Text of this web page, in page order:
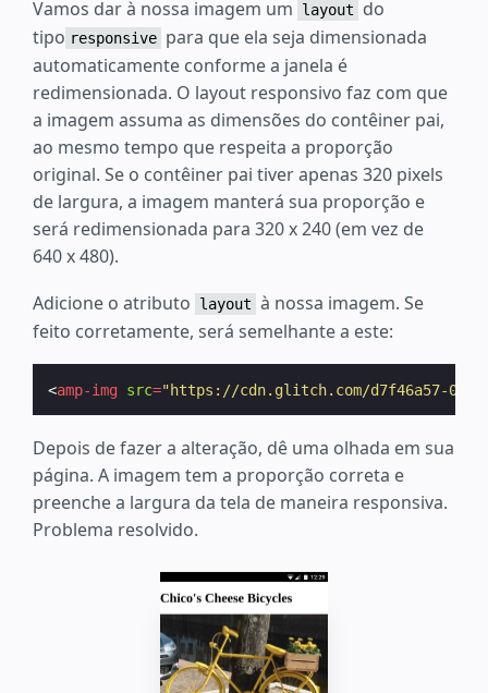
Vamos dar à nossa imagem um
layout
do
tipo responsive para que ela seja dimensionada
automaticamente conforme a janela é
redimensionada. O layout responsivo faz com que
a imagem assuma as dimensões do contêiner pai,
ao mesmo tempo que respeita a proporção
original. Se o contêiner pai tiver apenas 320 pixels
de largura, a imagem manterá sua proporção e
será redimensionada para 320 x 240 (em vez de
640 x 480).
Adicione o atributo
layout à nossa imagem. Se
feito corretamente, será semelhante a este:
<amp-img src="https://cdn.glitch.com/d7f46a57-0ca4-
Depois de fazer a alteração, dê uma olhada em sua
página. A imagem tem a proporção correta e
preenche a largura da tela de maneira responsiva.
Problema resolvido.